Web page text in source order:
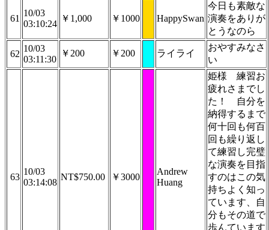
61
10/03
03:10:24
￥1,000 ￥1000 HappySwan
今日も素敵な
演奏をありが
とうなのら
62
10/03
03:11:30
￥200 ￥200 ライライ
おやすみなさ
い
63
10/03
03:14:08
NT$750.00 ￥3000
Andrew
Huang
姫様 練習お
疲れさまでし
た！ 自分を
納得するまで
何十回も何百
回も繰り返し
て練習し完璧
な演奏を目指
すのはこの気
持ちよく知っ
ています、自
分もその道で
歩んています